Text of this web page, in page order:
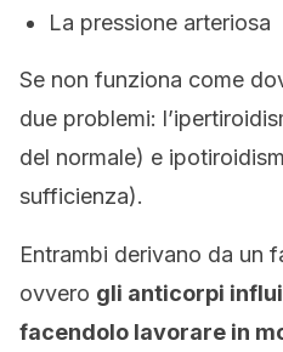
La pressione arteriosa
Se non funziona come
due problemi:
del normale) e
sufficienza).
Entrambi derivano da un
ovvero gli anticorpi
facendolo lavorare in